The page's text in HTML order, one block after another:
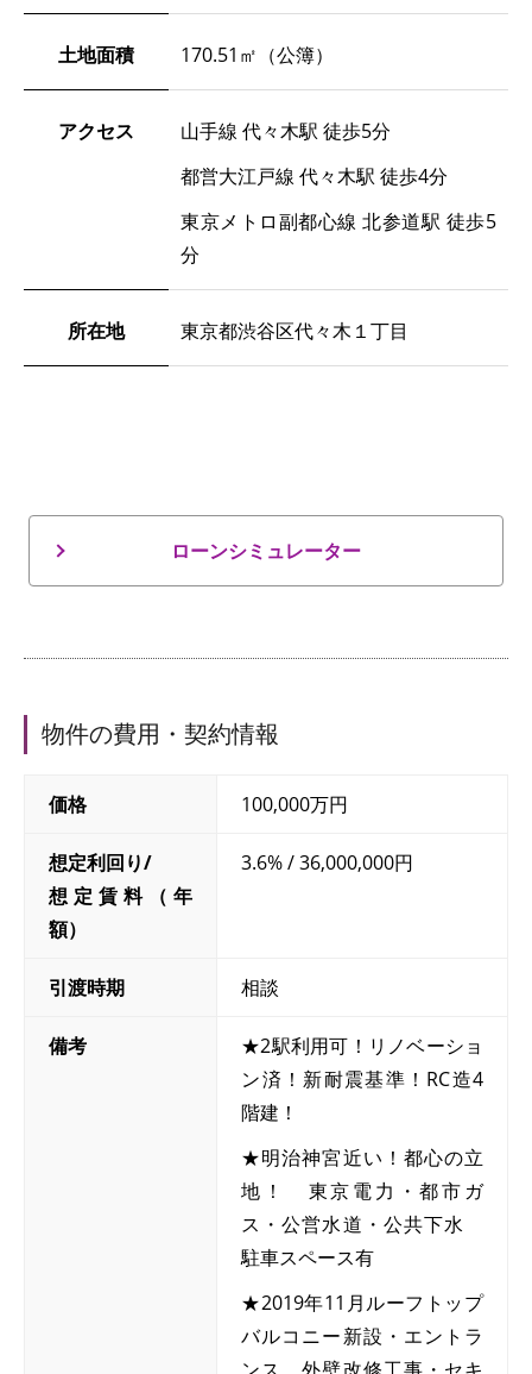
土地面積 170.51㎡（公簿）
アクセス
山手線 代々木駅 徒歩5分
都営大江戸線 代々木駅 徒歩4分
東京メトロ副都心線 北参道駅 徒歩5
分
所在地 東京都渋谷区代々木１丁目
ローンシミュレーター
物件の費用・契約情報
価格 100,000万円
想定利回り/
想定賃料（年
額）
3.6% / 36,000,000円
引渡時期 相談
備考
★2駅利用可！リノベーショ
ン済！新耐震基準！RC造4
階建！
★明治神宮近い！都心の立
地！ 東京電力・都市ガ
ス・公営水道・公共下水
駐車スペース有
★2019年11月ルーフトップ
バルコニー新設・エントラ